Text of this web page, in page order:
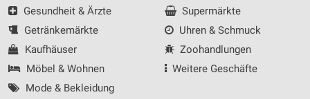
Gesundheit & Ärzte
Getränkemärkte
Kaufhäuser
Möbel & Wohnen
Mode & Bekleidung
Supermärkte
Uhren & Schmuck
Zoohandlungen
Weitere Geschäfte